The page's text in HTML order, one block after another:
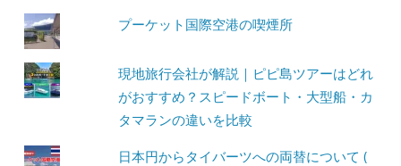
プーケット国際空港の喫煙所
現地旅行会社が解説｜ピピ島ツアーはどれ
がおすすめ？スピードボート・大型船・カ
タマランの違いを比較
日本円からタイバーツへの両替について (